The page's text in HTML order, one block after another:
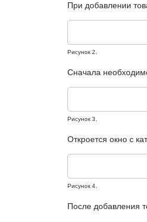
При добавлении
Рисунок 2.
Сначала
Рисунок 3.
Откроется окно с
Рисунок 4.
После добавления